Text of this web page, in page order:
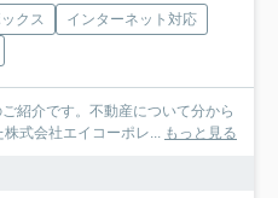
クス
インターネット対応
紹介です。不動産について分から
式会社エイコーポレ...
もっと見る